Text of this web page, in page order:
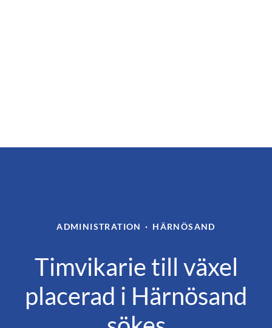
ADMINISTRATION · HÄRNÖSAND
Timvikarie till växel
placerad i Härnösand